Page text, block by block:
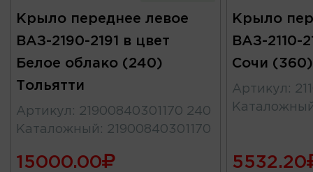
Крыло переднее левое
ВАЗ-2190-2191 в цвет
Белое облако (240)
Тольятти
Артикул : 21900840301170 240
Каталожный : 21900840301170
15000.00
Крыло
ВАЗ-2110-
Сочи
Артикул :
5532.20